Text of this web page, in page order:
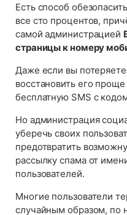
Есть способ
все сто процентов,
самой администрацией
страницы к номеру
Даже если вы
восстановить его
бесплатную SMS с
Но администрация
уберечь своих
предотвратить
рассылку спама от
пользователей.
Многие пользователи
случайным образом, по